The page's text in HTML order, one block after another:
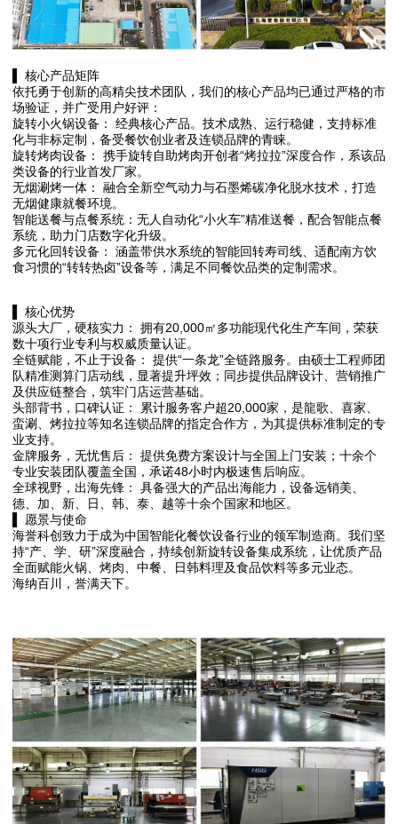
▌ 核心产品矩阵
依托勇于创新的高精尖技术团队，我们的核心产品均已通过严格的市
场验证，并广受用户好评：
旋转小火锅设备： 经典核心产品。技术成熟、运行稳健，支持标准
化与非标定制，备受餐饮创业者及连锁品牌的青睐。
旋转烤肉设备： 携手旋转自助烤肉开创者“烤拉拉”深度合作，系该品
类设备的行业首发厂家。
无烟涮烤一体： 融合全新空气动力与石墨烯碳净化脱水技术，打造
无烟健康就餐环境。
智能送餐与点餐系统：无人自动化“小火车”精准送餐，配合智能点餐
系统，助力门店数字化升级。
多元化回转设备： 涵盖带供水系统的智能回转寿司线、适配南方饮
食习惯的“转转热卤”设备等，满足不同餐饮品类的定制需求。
▌ 核心优势
源头大厂，硬核实力： 拥有20,000㎡多功能现代化生产车间，荣获
数十项行业专利与权威质量认证。
全链赋能，不止于设备： 提供“一条龙”全链路服务。由硕士工程师团
队精准测算门店动线，显著提升坪效；同步提供品牌设计、营销推广
及供应链整合，筑牢门店运营基础。
头部背书，口碑认证： 累计服务客户超20,000家，是龍歌、喜家、
蛮涮、烤拉拉等知名连锁品牌的指定合作方，为其提供标准制定的专
业支持。
金牌服务，无忧售后： 提供免费方案设计与全国上门安装；十余个
专业安装团队覆盖全国，承诺48小时内极速售后响应。
全球视野，出海先锋： 具备强大的产品出海能力，设备远销美、
德、加、新、日、韩、泰、越等十余个国家和地区。
▌ 愿景与使命
海誉科创致力于成为中国智能化餐饮设备行业的领军制造商。我们坚
持“产、学、研”深度融合，持续创新旋转设备集成系统，让优质产品
全面赋能火锅、烤肉、中餐、日韩料理及食品饮料等多元业态。
海纳百川，誉满天下。